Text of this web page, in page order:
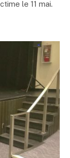
le 11 mai.